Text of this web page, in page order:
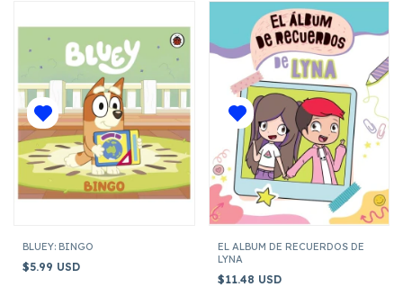
BLUEY: BINGO
$5.99 USD
EL ALBUM DE RECUERDOS DE
LYNA
$11.48 USD